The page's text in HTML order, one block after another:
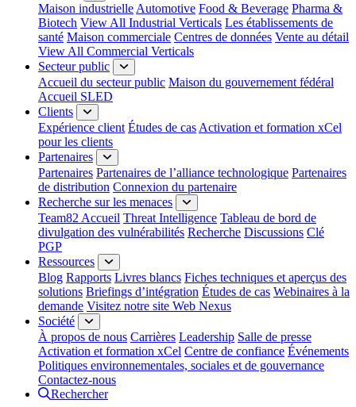
Maison industrielle Automotive Food & Beverage Pharma &
Biotech View All Industrial Verticals Les établissements de
santé Maison commerciale Centres de données Vente au détail
View All Commercial Verticals
Secteur public
Accueil du secteur public Maison du gouvernement fédéral
Accueil SLED
Clients
Expérience client Études de cas Activation et formation xCel
pour les clients
Partenaires
Partenaires Partenaires de l’alliance technologique Partenaires
de distribution Connexion du partenaire
Recherche sur les menaces
Team82 Accueil Threat Intelligence Tableau de bord de
divulgation des vulnérabilités Recherche Discussions Clé
PGP
Ressources
Blog Rapports Livres blancs Fiches techniques et aperçus des
solutions Briefings d’intégration Études de cas Webinaires à la
demande Visitez notre site Web Nexus
Société
À propos de nous Carrières Leadership Salle de presse
Activation et formation xCel Centre de confiance Événements
Politiques environnementales, sociales et de gouvernance
Contactez-nous
Rechercher